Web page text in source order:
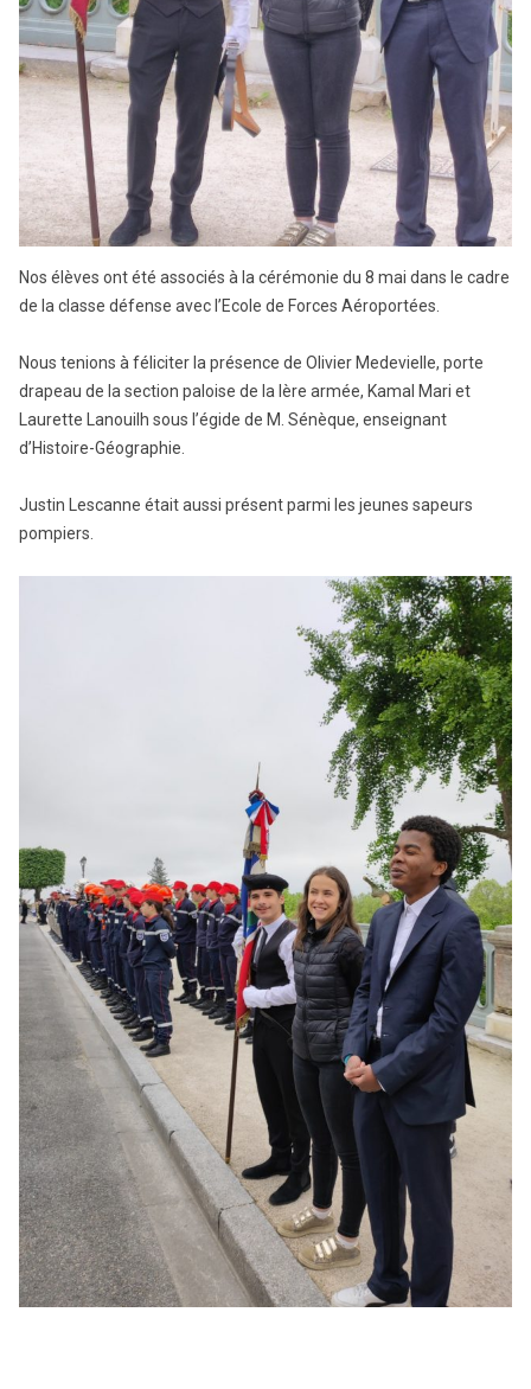
Nos élèves ont été associés à la cérémonie du 8 mai dans le cadre
de la classe défense avec l’Ecole de Forces Aéroportées.
Nous tenions à féliciter la présence de Olivier Medevielle, porte
drapeau de la section paloise de la Ière armée, Kamal Mari et
Laurette Lanouilh sous l’égide de M. Sénèque, enseignant
d’Histoire-Géographie.
Justin Lescanne était aussi présent parmi les jeunes sapeurs
pompiers.